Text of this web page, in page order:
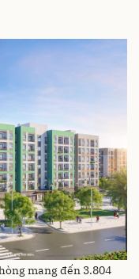
mang đến 3.804